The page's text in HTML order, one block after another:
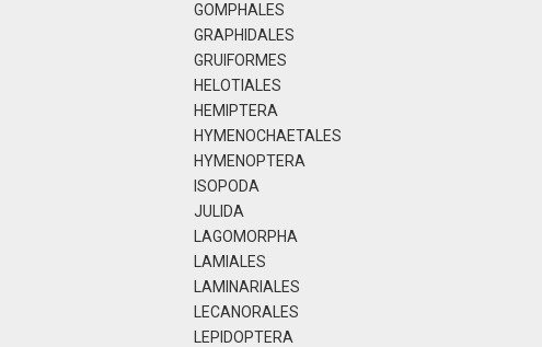
GOMPHALES
GRAPHIDALES
GRUIFORMES
HELOTIALES
HEMIPTERA
HYMENOCHAETALES
HYMENOPTERA
ISOPODA
JULIDA
LAGOMORPHA
LAMIALES
LAMINARIALES
LECANORALES
LEPIDOPTERA